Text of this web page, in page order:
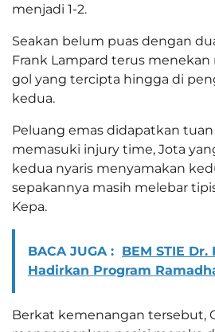
menjadi 1-2.
Seakan belum puas dengan
Frank Lampard terus
gol yang tercipta hingga di
kedua.
Peluang emas didapatkan
memasuki injury time, Jota
kedua nyaris menyamakan
sepakannya masih melebar
Kepa.
BACA JUGA : BEM STIE
Hadirkan Program
Berkat kemenangan tersebut,